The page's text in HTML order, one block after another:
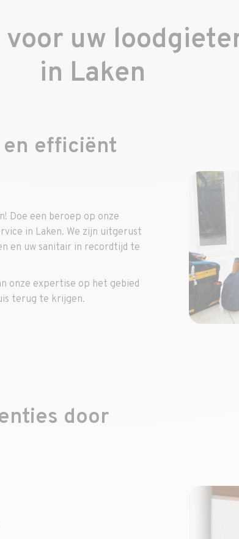
voor uw
in Laken
en efficiënt
Doe een beroep op onze
in Laken. We zijn uitgerust
en uw sanitair in recordtijd te
onze expertise op het gebied
terug te krijgen.
door